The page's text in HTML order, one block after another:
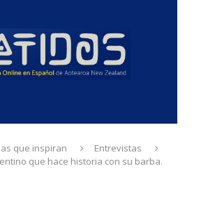
que inspiran
Entrevistas
que hace historia con su barba.